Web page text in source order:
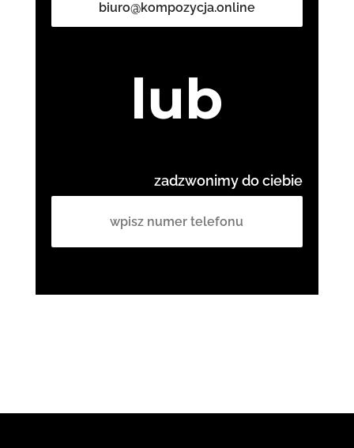
biuro@kompozycja.online
lub
zadzwonimy do ciebie